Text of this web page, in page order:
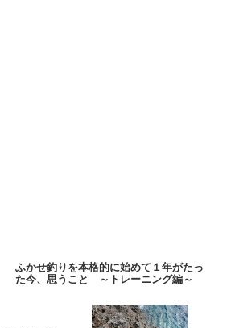
ふかせ釣りを本格的に始めて１年がたっ
た今、思うこと ～トレーニング編～